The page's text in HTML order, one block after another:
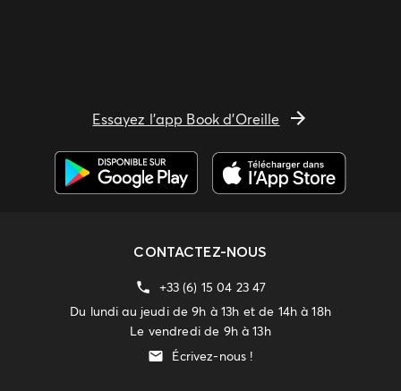
Essayez l'app Book d'Oreille
CONTACTEZ-NOUS
+33 (6) 15 04 23 47
Du lundi au jeudi de 9h à 13h et de 14h à 18h
Le vendredi de 9h à 13h
Écrivez-nous !